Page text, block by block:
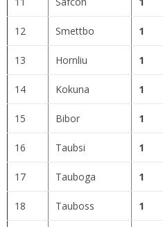
12 Smettbo 1
13 Hornliu 1
14 Kokuna 1
15 Bibor 1
16 Taubsi 1
17 Tauboga 1
18 Tauboss 1